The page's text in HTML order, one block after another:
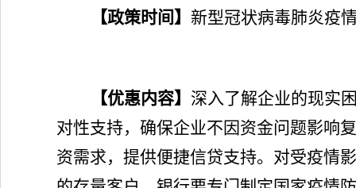
【政策时间】 新型冠状病毒肺炎疫
【优惠内容】 深入了解企业的现实
对性支持，确保企业不因资金问题影响
资需求，提供便捷信贷支持。对受疫情